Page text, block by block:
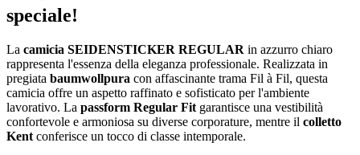
speciale!
La camicia SEIDENSTICKER REGULAR in azzurro chiaro
rappresenta l'essenza della eleganza professionale. Realizzata in
pregiata baumwollpura con affascinante trama Fil à Fil, questa
camicia offre un aspetto raffinato e sofisticato per l'ambiente
lavorativo. La passform Regular Fit garantisce una vestibilità
confortevole e armoniosa su diverse corporature, mentre il colletto
Kent conferisce un tocco di classe intemporale.